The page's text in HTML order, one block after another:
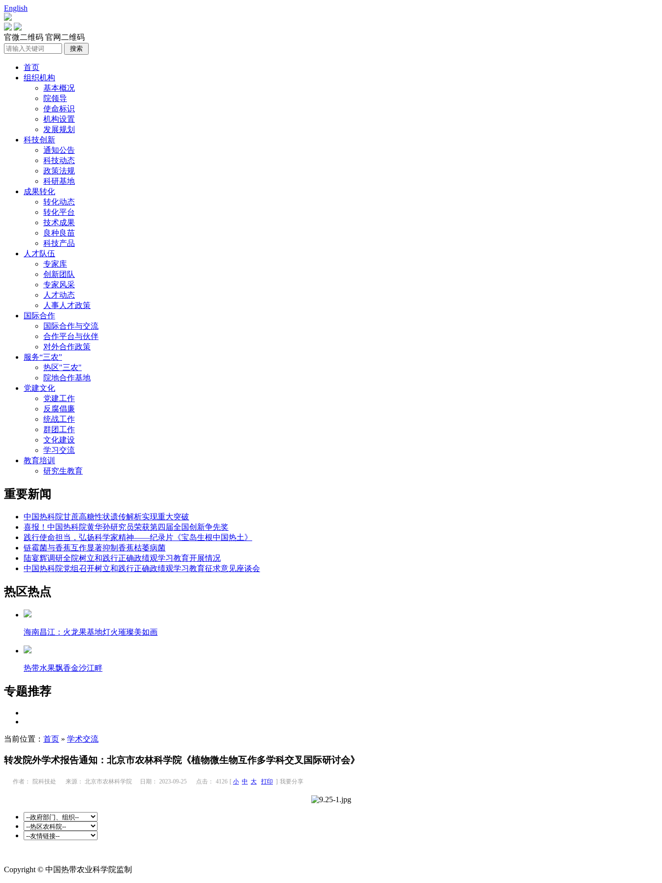
English
官微二维码 官网二维码
首页
组织机构
基本概况
院领导
使命标识
机构设置
发展规划
科技创新
通知公告
科技动态
政策法规
科研基地
成果转化
转化动态
转化平台
技术成果
良种良苗
科技产品
人才队伍
专家库
创新团队
专家风采
人才动态
人事人才政策
国际合作
国际合作与交流
合作平台与伙伴
对外合作政策
服务“三农”
热区"三农"
院地合作基地
党建文化
党建工作
反腐倡廉
统战工作
群团工作
文化建设
学习交流
教育培训
研究生教育
重要新闻
中国热科院甘蔗高糖性状遗传解析实现重大突破
喜报！中国热科院黄华孙研究员荣获第四届全国创新争先奖
践行使命担当，弘扬科学家精神——纪录片《宝岛生根中国热土》
链霉菌与香蕉互作显著抑制香蕉枯萎病菌
陆宴辉调研全院树立和践行正确政绩观学习教育开展情况
中国热科院党组召开树立和践行正确政绩观学习教育征求意见座谈会
热区热点
海南昌江：火龙果基地灯火璀璨美如画
热带水果飘香金沙江畔
专题推荐
当前位置： 首页 » 学术交流
转发院外学术报告通知：北京市农林科学院《植物微生物互作多学科交叉国际研讨会》
作者： 院科技处 来源： 北京市农林科学院 日期： 2023-09-25 点击： 4126 [ 小 中 大 打印 ] 我要分享
Copyright © 中国热带农业科学院监制